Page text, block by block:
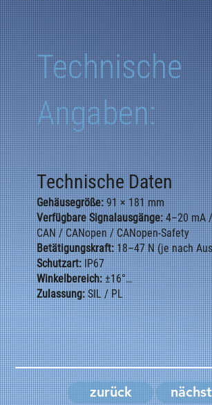
zurück
Technische
Angaben:
Technische Daten
Gehäusegröße:91 × 181 mm
Verfügbare Signalausgänge:4–20 mA
CAN / CANopen / CANopen-Safety
Betätigungskraft:18–47 N (je nach
Schutzart:IP67
Winkelbereich:±16°
Zulassung:SIL / PL